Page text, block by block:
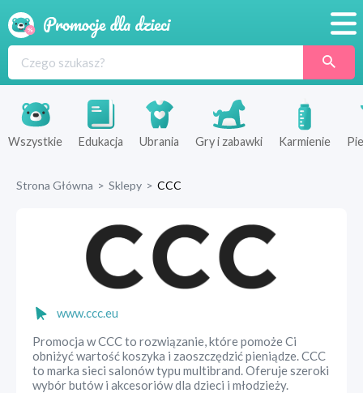
Produkty
Sklepy
Wszystkie Edukacja Ubrania Gry i zabawki Karmienie
Strona Główna > Sklepy > CCC
www.ccc.eu
Promocja w CCC to rozwiązanie, które pomoże Ci
obniżyć wartość koszyka i zaoszczędzić pieniądze. CCC
to marka sieci salonów typu multibrand. Oferuje szeroki
wybór butów i akcesoriów dla dzieci i młodzieży.